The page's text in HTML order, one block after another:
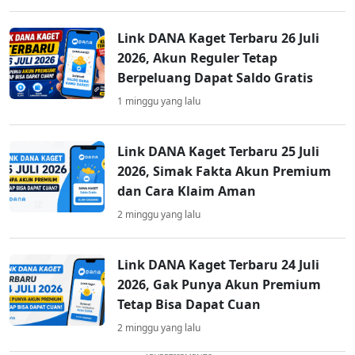
Link DANA Kaget Terbaru 26 Juli
2026, Akun Reguler Tetap
Berpeluang Dapat Saldo Gratis
1 minggu yang lalu
Link DANA Kaget Terbaru 25 Juli
2026, Simak Fakta Akun Premium
dan Cara Klaim Aman
2 minggu yang lalu
Link DANA Kaget Terbaru 24 Juli
2026, Gak Punya Akun Premium
Tetap Bisa Dapat Cuan
2 minggu yang lalu